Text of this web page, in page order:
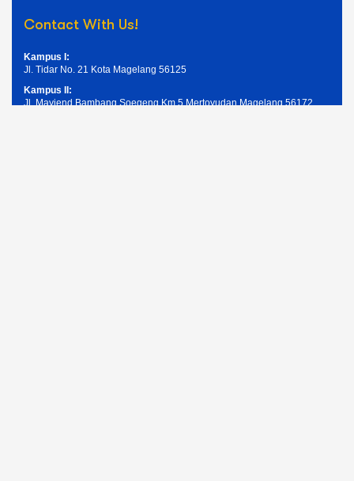
Contact With Us!
Kampus I:
Jl. Tidar No. 21 Kota Magelang 56125
Kampus II:
Jl. Mayjend Bambang Soegeng Km.5 Mertoyudan Magelang 56172